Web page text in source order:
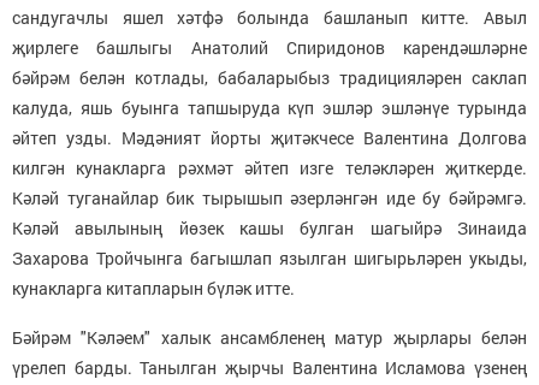
сандугачлы яшел хәтфә болында башланып китте. Авыл
җирлеге башлыгы Анатолий Спиридонов карендәшләрне
бәйрәм белән котлады, бабаларыбыз традицияләрен саклап
калуда, яшь буынга тапшыруда күп эшләр эшләнүе турында
әйтеп узды. Мәдәният йорты җитәкчесе Валентина Долгова
килгән кунакларга рәхмәт әйтеп изге теләкләрен җиткерде.
Кәләй туганайлар бик тырышып әзерләнгән иде бу бәйрәмгә.
Кәләй авылының йөзек кашы булган шагыйрә Зинаида
Захарова Тройчынга багышлап язылган шигырьләрен укыды,
кунакларга китапларын бүләк итте.
Бәйрәм "Кәләем" халык ансамбленең матур җырлары белән
үрелеп барды. Танылган җырчы Валентина Исламова үзенең